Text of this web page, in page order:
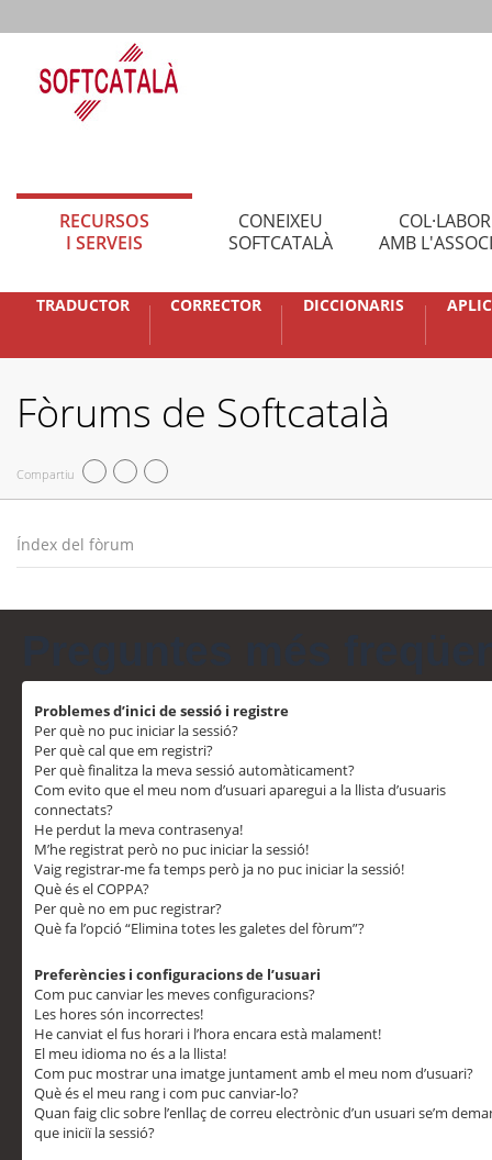
RECURSOS
I SERVEIS
CONEIXEU
SOFTCATALÀ
AMB
TRADUCTOR CORRECTOR DICCIONARIS
Fòrums de Softcatalà
Compartiu
Índex del fòrum
Problemes d’inici de sessió i registre
Per què no puc iniciar la sessió?
Per què cal que em registri?
Per què finalitza la meva sessió automàticament?
Com evito que el meu nom d’usuari aparegui a la llista d’usuaris
connectats?
He perdut la meva contrasenya!
M’he registrat però no puc iniciar la sessió!
Vaig registrar-me fa temps però ja no puc iniciar la sessió!
Què és el COPPA?
Per què no em puc registrar?
Què fa l’opció “Elimina totes les galetes del fòrum”?
Preferències i configuracions de l’usuari
Com puc canviar les meves configuracions?
Les hores són incorrectes!
He canviat el fus horari i l’hora encara està malament!
El meu idioma no és a la llista!
Com puc mostrar una imatge juntament amb el meu nom d’usuari?
Què és el meu rang i com puc canviar-lo?
Quan faig clic sobre l’enllaç de correu electrònic d’un usuari se’m
que iniciï la sessió?